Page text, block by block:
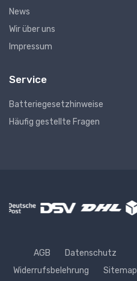
News
Wir über uns
Impressum
Service
Batteriegesetzhinweise
Häufig gestellte Fragen
AGB
Datenschutz
Widerrufsbelehrung
Sitemap